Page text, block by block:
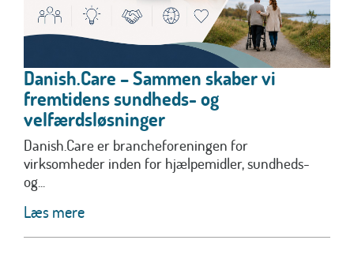
Danish.Care – Sammen skaber vi
fremtidens sundheds- og
velfærdsløsninger
Danish.Care er brancheforeningen for
virksomheder inden for hjælpemidler, sundheds-
og...
Læs mere